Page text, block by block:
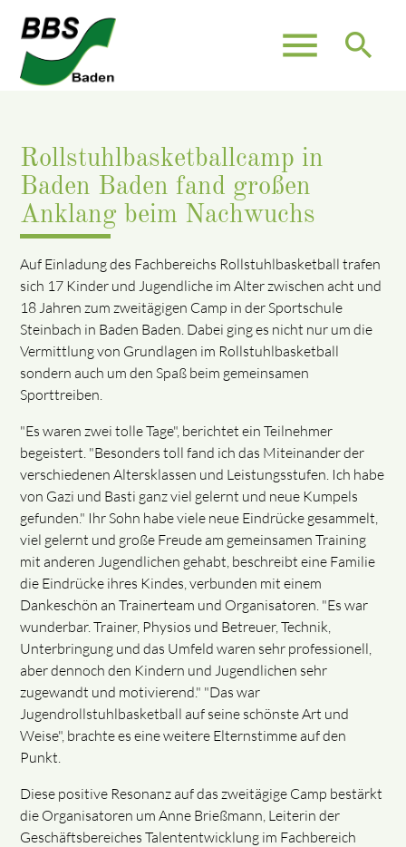
menu search
Rollstuhlbasketballcamp in
Baden Baden fand großen
Anklang beim Nachwuchs
Auf Einladung des Fachbereichs Rollstuhlbasketball trafen
sich 17 Kinder und Jugendliche im Alter zwischen acht und
18 Jahren zum zweitägigen Camp in der Sportschule
Steinbach in Baden Baden. Dabei ging es nicht nur um die
Vermittlung von Grundlagen im Rollstuhlbasketball
sondern auch um den Spaß beim gemeinsamen
Sporttreiben.
"Es waren zwei tolle Tage", berichtet ein Teilnehmer
begeistert. "Besonders toll fand ich das Miteinander der
verschiedenen Altersklassen und Leistungsstufen. Ich habe
von Gazi und Basti ganz viel gelernt und neue Kumpels
gefunden." Ihr Sohn habe viele neue Eindrücke gesammelt,
viel gelernt und große Freude am gemeinsamen Training
mit anderen Jugendlichen gehabt, beschreibt eine Familie
die Eindrücke ihres Kindes, verbunden mit einem
Dankeschön an Trainerteam und Organisatoren. "Es war
wunderbar. Trainer, Physios und Betreuer, Technik,
Unterbringung und das Umfeld waren sehr professionell,
aber dennoch den Kindern und Jugendlichen sehr
zugewandt und motivierend." "Das war
Jugendrollstuhlbasketball auf seine schönste Art und
Weise", brachte es eine weitere Elternstimme auf den
Punkt.
Diese positive Resonanz auf das zweitägige Camp bestärkt
die Organisatoren um Anne Brießmann, Leiterin der
Geschäftsbereiches Talententwicklung im Fachbereich